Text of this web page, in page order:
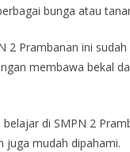
bunga atau
Prambanan ini sudah
membawa bekal
di SMPN 2
juga mudah dipahami.